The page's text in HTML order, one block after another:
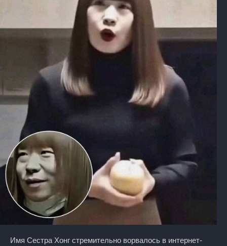
Имя Сестра Хонг стремительно ворвалось в интернет-